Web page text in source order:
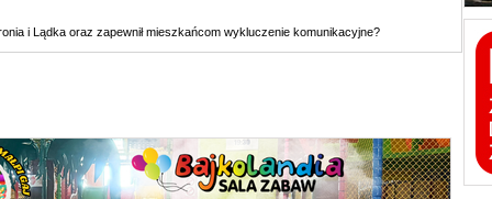
i Lądka oraz zapewnił mieszkańcom wykluczenie komunikacyjne?